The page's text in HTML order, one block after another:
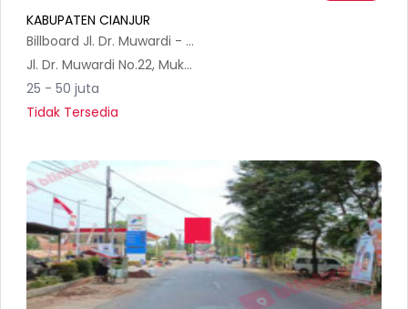
KABUPATEN CIANJUR
Billboard Jl. Dr. Muwardi - Centuri B
Jl. Dr. Muwardi No.22, Muka, Kec. Cianjur, Kabupaten Cianjur, Jawa Barat 43215, Indonesia
25 - 50 juta
Tidak Tersedia